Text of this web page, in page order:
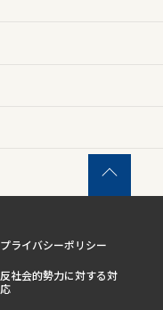
プライバシーポリシー
反社会的勢力に対する対
応